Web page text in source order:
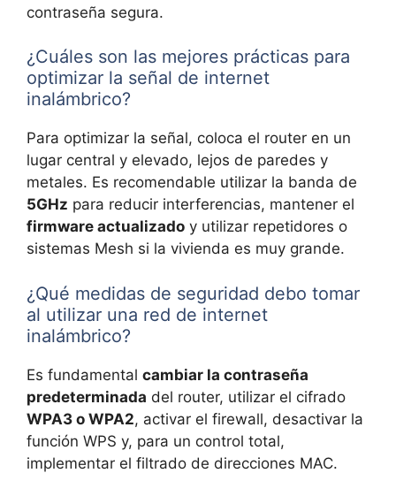
contraseña segura.
¿Cuáles son las mejores prácticas para
optimizar la señal de internet
inalámbrico?
Para optimizar la señal, coloca el router en un
lugar central y elevado, lejos de paredes y
metales. Es recomendable utilizar la banda de
5GHz para reducir interferencias, mantener el
firmware actualizado y utilizar repetidores o
sistemas Mesh si la vivienda es muy grande.
¿Qué medidas de seguridad debo tomar
al utilizar una red de internet
inalámbrico?
Es fundamental cambiar la contraseña
predeterminada del router, utilizar el cifrado
WPA3 o WPA2, activar el firewall, desactivar la
función WPS y, para un control total,
implementar el filtrado de direcciones MAC.